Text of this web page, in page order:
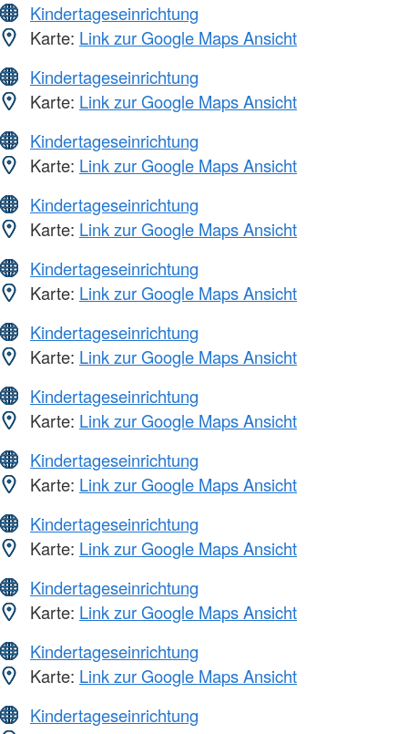
Kindertageseinrichtung
Karte: Link zur Google Maps Ansicht
Kindertageseinrichtung
Karte: Link zur Google Maps Ansicht
Kindertageseinrichtung
Karte: Link zur Google Maps Ansicht
Kindertageseinrichtung
Karte: Link zur Google Maps Ansicht
Kindertageseinrichtung
Karte: Link zur Google Maps Ansicht
Kindertageseinrichtung
Karte: Link zur Google Maps Ansicht
Kindertageseinrichtung
Karte: Link zur Google Maps Ansicht
Kindertageseinrichtung
Karte: Link zur Google Maps Ansicht
Kindertageseinrichtung
Karte: Link zur Google Maps Ansicht
Kindertageseinrichtung
Karte: Link zur Google Maps Ansicht
Kindertageseinrichtung
Karte: Link zur Google Maps Ansicht
Kindertageseinrichtung